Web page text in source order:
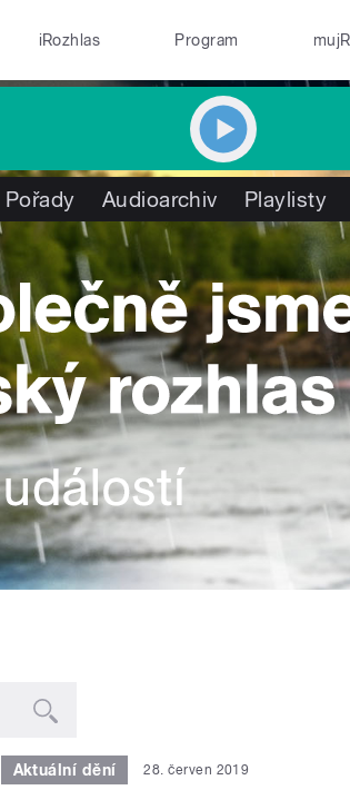
iRozhlas Program
Pořady Audioarchiv Playlisty
Aktuální dění 28. červen 2019